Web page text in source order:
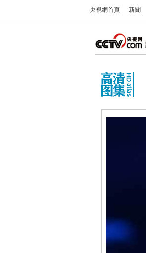
央視網首頁 新聞